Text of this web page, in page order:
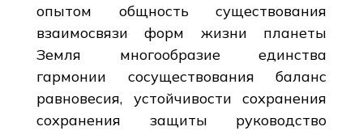
опытом общность существования
взаимосвязи форм жизни планеты
Земля многообразие единства
гармонии сосуществования баланс
равновесия, устойчивости сохранения
сохранения защиты руководство